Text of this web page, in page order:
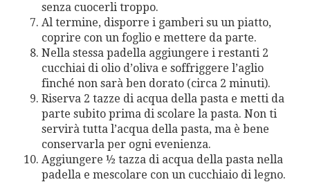
senza cuocerli troppo.
Al termine, disporre i gamberi su un piatto,
coprire con un foglio e mettere da parte.
Nella stessa padella aggiungere i restanti 2
cucchiai di olio d’oliva e soffriggere l’aglio
finché non sarà ben dorato (circa 2 minuti).
Riserva 2 tazze di acqua della pasta e metti da
parte subito prima di scolare la pasta. Non ti
servirà tutta l’acqua della pasta, ma è bene
conservarla per ogni evenienza.
Aggiungere ½ tazza di acqua della pasta nella
padella e mescolare con un cucchiaio di legno.